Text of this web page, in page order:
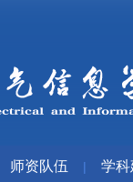
师资队伍 | 学